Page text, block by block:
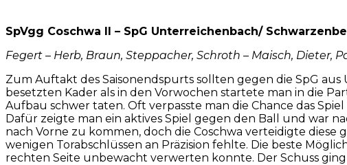
SpVgg Coschwa II – SpG Unterreichenbach/
Fegert – Herb, Braun, Steppacher, Schroth – Maisch, Dieter,
Zum Auftakt des Saisonendspurts sollten gegen die SpG
besetzten Kader als in den Vorwochen startete man in die
Aufbau schwer taten. Oft verpasste man die Chance das
Dafür zeigte man ein aktives Spiel gegen den Ball und war
nach Vorne zu kommen, doch die Coschwa verteidigte
wenigen Torabschlüssen an Präzision fehlte. Die beste
rechten Seite unbewacht verwerten konnte. Der Schuss